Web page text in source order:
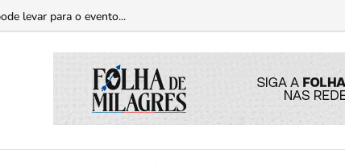
levar para o evento...
de violência contra a mulher...